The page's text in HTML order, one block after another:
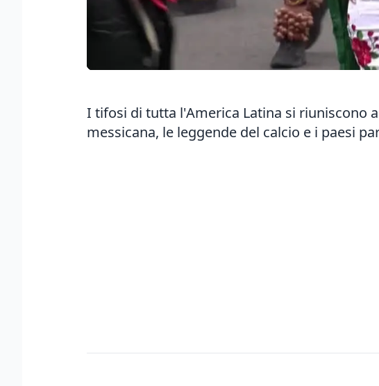
I tifosi di tutta l'America Latina si riuniscono
messicana, le leggende del calcio e i paesi